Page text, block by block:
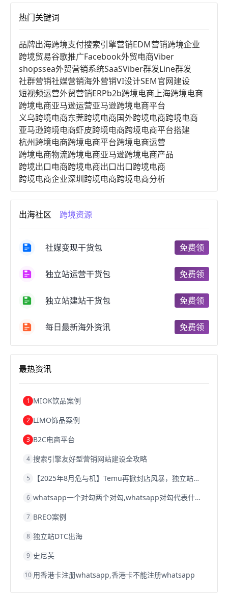
热门关键词
品牌出海跨境支付搜索引擎营销EDM营销跨境企业
跨境贸易谷歌推广Facebook外贸电商Viber
shopssea外贸营销系统SaaSViber群发Line群发
社群营销社媒营销海外营销VI设计SEM官网建设
短视频运营外贸营销ERPb2b跨境电商上海跨境电商
跨境电商亚马逊运营亚马逊跨境电商平台
义乌跨境电商东莞跨境电商国外跨境电商跨境电商
亚马逊跨境电商虾皮跨境电商跨境电商平台搭建
杭州跨境电商跨境电商平台跨境电商运营
跨境电商物流跨境电商亚马逊跨境电商产品
跨境出口电商跨境电商出口出口跨境电商
跨境电商企业深圳跨境电商跨境电商分析
进口跨境电商跨境电商服务广州跨境电商
跨境电商市场跨境电商创业跨境电商注册
跨境电商开店跨境电商营销
跨境电商商品个人跨境电商跨境电商案例
郑州跨境电商跨境电商趋势
跨境电商费用美国跨境电商
天津跨境电商东南亚跨境电商
跨境电商b2b阿里巴巴跨境电商
跨境电商关税
跨境电商建站
浙江跨境电商宁波跨境电商跨境电商的模式
跨境电商优势跨境电商的优势
出海社区 跨境资源
社媒变现干货包 免费领
独立站运营干货包 免费领
独立站建站干货包 免费领
每日最新海外资讯 免费领
最热资讯
1 MIOK饮品案例
2 LIMO饰品案例
3 B2C电商平台
4 搜索引擎友好型营销网站建设全攻略
5 【2025年8月危与机】Temu再掀封店风暴，独立站才是跨境卖家的避险通道
6 whatsapp一个对勾两个对勾,whatsapp对勾代表什么意思
7 BREO案例
8 独立站DTC出海
9 史尼芙
10 用香港卡注册whatsapp,香港卡不能注册whatsapp